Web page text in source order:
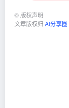
© 版权声明
文章版权归 AI分享圈